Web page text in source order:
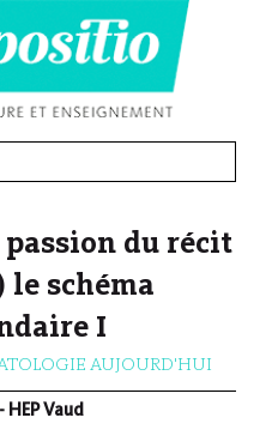
passion du récit
le schéma
I
AUJOURD'HUI
HEP Vaud